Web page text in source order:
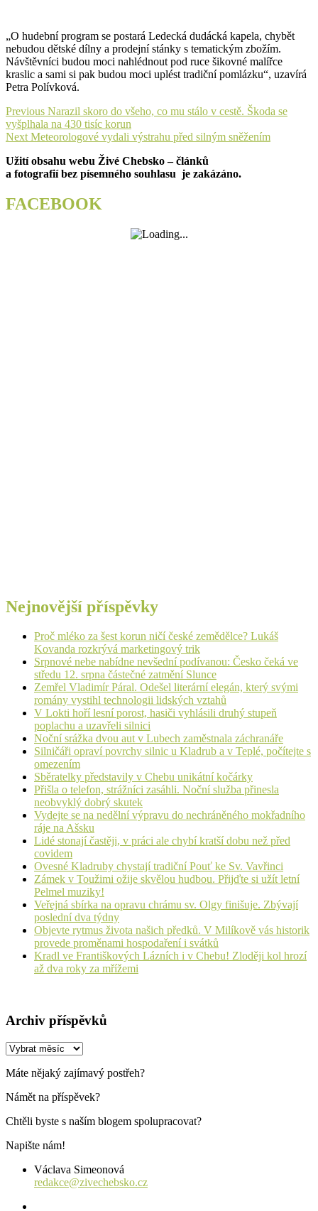
„O hudební program se postará Ledecká dudácká kapela, chybět
nebudou dětské dílny a prodejní stánky s tematickým zbožím.
Návštěvníci budou moci nahlédnout pod ruce šikovné malířce
kraslic a sami si pak budou moci uplést tradiční pomlázku“, uzavírá
Petra Polívková.
Navigace
pro
příspěvek
Previous Previous
post:
Narazil skoro do všeho, co mu stálo v cestě. Škoda se
vyšplhala na 430 tisíc korun
Next Next
Meteorologové vydali výstrahu před silným sněžením
Užití obsahu webu Živé Chebsko – článků
a fotografií bez písemného souhlasu je zakázáno.
FACEBOOK
Nejnovější příspěvky
Proč mléko za šest korun ničí české zemědělce? Lukáš
Kovanda rozkrývá marketingový trik
Srpnové nebe nabídne nevšední podívanou: Česko čeká ve
středu 12. srpna částečné zatmění Slunce
Zemřel Vladimír Páral. Odešel literární elegán, který svými
romány vystihl technologii lidských vztahů
V Lokti hoří lesní porost, hasiči vyhlásili druhý stupeň
poplachu a uzavřeli silnici
Noční srážka dvou aut v Lubech zaměstnala záchranáře
Silničáři opraví povrchy silnic u Kladrub a v Teplé, počítejte s
omezením
Sběratelky představily v Chebu unikátní kočárky
Přišla o telefon, strážníci zasáhli. Noční služba přinesla
neobvyklý dobrý skutek
Vydejte se na nedělní výpravu do nechráněného mokřadního
ráje na Ašsku
Lidé stonají častěji, v práci ale chybí kratší dobu než před
covidem
Ovesné Kladruby chystají tradiční Pouť ke Sv. Vavřinci
Zámek v Toužimi ožije skvělou hudbou. Přijďte si užít letní
Pelmel muziky!
Veřejná sbírka na opravu chrámu sv. Olgy finišuje. Zbývají
poslední dva týdny
Objevte rytmus života našich předků. V Milíkově vás historik
provede proměnami hospodaření i svátků
Kradl ve Františkových Lázních i v Chebu! Zloději kol hrozí
až dva roky za mřížemi
Archiv příspěvků
Archiv
Máte nějaký zajímavý postřeh?
Námět na příspěvek?
Chtěli byste s naším blogem spolupracovat?
Napište nám!
Václava Simeonová
redakce@zivechebsko.cz